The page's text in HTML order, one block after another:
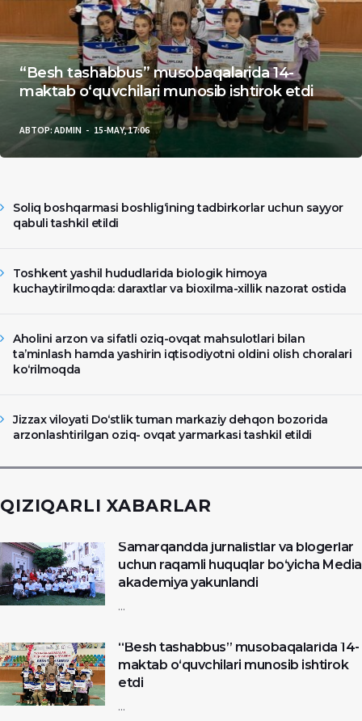
“Besh tashabbus” musobaqalarida 14-
maktab o‘quvchilari munosib ishtirok etdi
АВТОР: ADMIN 15-MAY, 17:06
Soliq boshqarmasi boshlig‘ining tadbirkorlar uchun sayyor
qabuli tashkil etildi
Toshkent yashil hududlarida biologik himoya
kuchaytirilmoqda: daraxtlar va bioxilma-xillik nazorat ostida
Aholini arzon va sifatli oziq-ovqat mahsulotlari bilan
ta’minlash hamda yashirin iqtisodiyotni oldini olish choralari
ko‘rilmoqda
Jizzax viloyati Do‘stlik tuman markaziy dehqon bozorida
arzonlashtirilgan oziq- ovqat yarmarkasi tashkil etildi
QIZIQARLI XABARLAR
Samarqandda jurnalistlar va blogerlar
uchun raqamli huquqlar bo‘yicha Media
akademiya yakunlandi
...
“Besh tashabbus” musobaqalarida 14-
maktab o‘quvchilari munosib ishtirok
etdi
...